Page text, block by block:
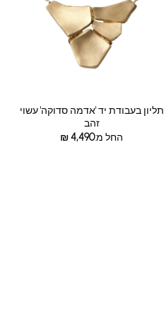
תליון בעבודת יד 'אדמה סדוקה' עשוי
זהב
החל מ:
₪4,490